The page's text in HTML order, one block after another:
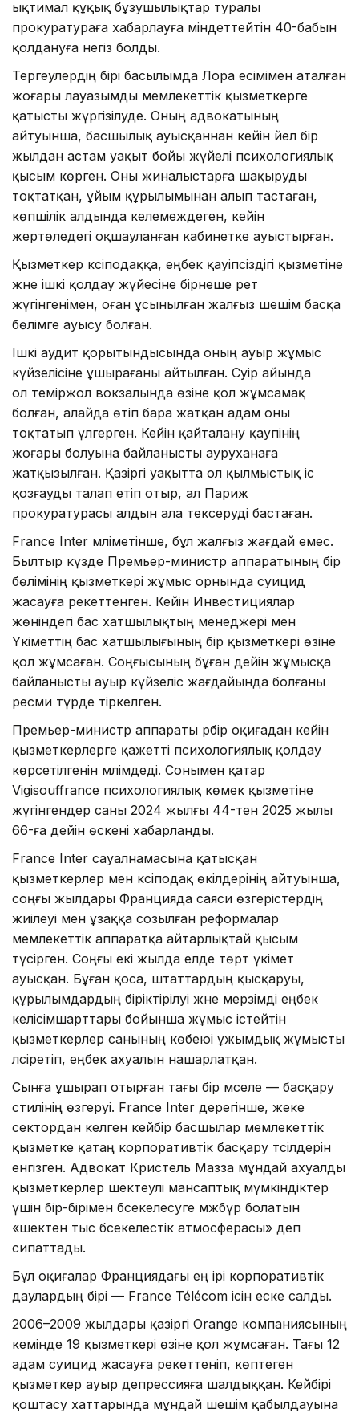
ықтимал құқық бұзушылықтар туралы
прокуратураға хабарлауға міндеттейтін 40-бабын
қолдануға негіз болды.
Тергеулердің бірі басылымда Лора есімімен аталған
жоғары лауазымды мемлекеттік қызметкерге
қатысты жүргізілуде. Оның адвокатының
айтуынша, басшылық ауысқаннан кейін әйел бір
жылдан астам уақыт бойы жүйелі психологиялық
қысым көрген. Оны жиналыстарға шақыруды
тоқтатқан, ұйым құрылымынан алып тастаған,
көпшілік алдында келемеждеген, кейін
жертөледегі оқшауланған кабинетке ауыстырған.
Қызметкер кәсіподаққа, еңбек қауіпсіздігі қызметіне
және ішкі қолдау жүйесіне бірнеше рет
жүгінгенімен, оған ұсынылған жалғыз шешім басқа
бөлімге ауысу болған.
Ішкі аудит қорытындысында оның ауыр жұмыс
күйзелісіне ұшырағаны айтылған. Сәуір айында
ол теміржол вокзалында өзіне қол жұмсамақ
болған, алайда өтіп бара жатқан адам оны
тоқтатып үлгерген. Кейін қайталану қаупінің
жоғары болуына байланысты ауруханаға
жатқызылған. Қазіргі уақытта ол қылмыстық іс
қозғауды талап етіп отыр, ал Париж
прокуратурасы алдын ала тексеруді бастаған.
France Inter мәліметінше, бұл жалғыз жағдай емес.
Былтыр күзде Премьер-министр аппаратының бір
бөлімінің қызметкері жұмыс орнында суицид
жасауға әрекеттенген. Кейін Инвестициялар
жөніндегі бас хатшылықтың менеджері мен
Үкіметтің бас хатшылығының бір қызметкері өзіне
қол жұмсаған. Соңғысының бұған дейін жұмысқа
байланысты ауыр күйзеліс жағдайында болғаны
ресми түрде тіркелген.
Премьер-министр аппараты әрбір оқиғадан кейін
қызметкерлерге қажетті психологиялық қолдау
көрсетілгенін мәлімдеді. Сонымен қатар
Vigisouffrance психологиялық көмек қызметіне
жүгінгендер саны 2024 жылғы 44-тен 2025 жылы
66-ға дейін өскені хабарланды.
France Inter сауалнамасына қатысқан
қызметкерлер мен кәсіподақ өкілдерінің айтуынша,
соңғы жылдары Францияда саяси өзгерістердің
жиілеуі мен ұзаққа созылған реформалар
мемлекеттік аппаратқа айтарлықтай қысым
түсірген. Соңғы екі жылда елде төрт үкімет
ауысқан. Бұған қоса, штаттардың қысқаруы,
құрылымдардың біріктірілуі және мерзімді еңбек
келісімшарттары бойынша жұмыс істейтін
қызметкерлер санының көбеюі ұжымдық жұмысты
әлсіретіп, еңбек ахуалын нашарлатқан.
Сынға ұшырап отырған тағы бір мәселе — басқару
стилінің өзгеруі. France Inter дерегінше, жеке
сектордан келген кейбір басшылар мемлекеттік
қызметке қатаң корпоративтік басқару тәсілдерін
енгізген. Адвокат Кристель Мазза мұндай ахуалды
қызметкерлер шектеулі мансаптық мүмкіндіктер
үшін бір-бірімен бәсекелесуге мәжбүр болатын
«шектен тыс бәсекелестік атмосферасы» деп
сипаттады.
Бұл оқиғалар Франциядағы ең ірі корпоративтік
даулардың бірі — France Télécom ісін еске салды.
2006–2009 жылдары қазіргі Orange компаниясының
кемінде 19 қызметкері өзіне қол жұмсаған. Тағы 12
адам суицид жасауға әрекеттеніп, көптеген
қызметкер ауыр депрессияға шалдыққан. Кейбірі
қоштасу хаттарында мұндай шешім қабылдауына